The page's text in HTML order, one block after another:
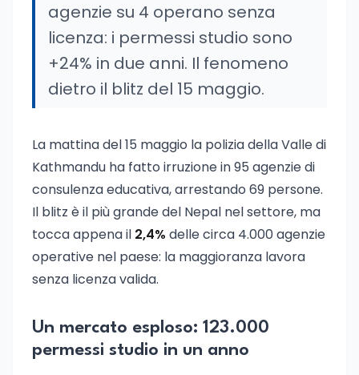
agenzie su 4 operano senza
licenza: i permessi studio sono
+24% in due anni. Il fenomeno
dietro il blitz del 15 maggio.
La mattina del 15 maggio la polizia della Valle di
Kathmandu ha fatto irruzione in 95 agenzie di
consulenza educativa, arrestando 69 persone.
Il blitz è il più grande del Nepal nel settore, ma
tocca appena il 2,4% delle circa 4.000 agenzie
operative nel paese: la maggioranza lavora
senza licenza valida.
Un mercato esploso: 123.000
permessi studio in un anno